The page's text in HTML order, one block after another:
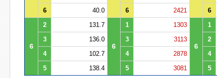
6
40.0 6 2421 6
6
2 131.7
6
1 1303
6
1
3
136.0 3 3113
2
4
102.7 4 2878
4
5
138.4 5 3081 5